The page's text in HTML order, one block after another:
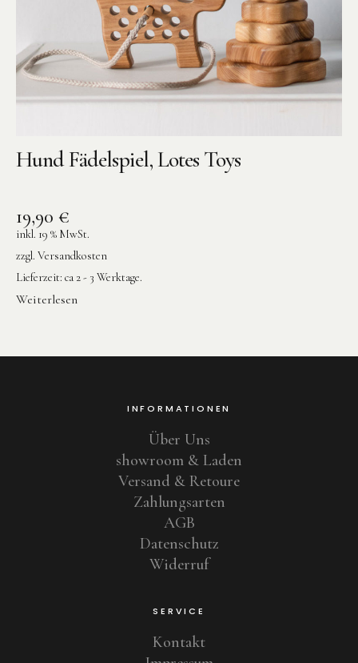
Hund Fädelspiel, Lotes Toys
19,90 €
inkl. 19 % MwSt.
zzgl. Versandkosten
Lieferzeit: ca 2 - 3 Werktage.
Weiterlesen
INFORMATIONEN
Über Uns
showroom & Laden
Versand & Retoure
Zahlungsarten
AGB
Datenschutz
Widerruf
SERVICE
Kontakt